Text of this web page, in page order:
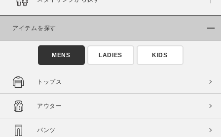
商品タイプ
通常商品
在庫
在庫あり 在庫なし含む
アイテムを探す
MENS LADIES KIDS
トップス
アウター
パンツ